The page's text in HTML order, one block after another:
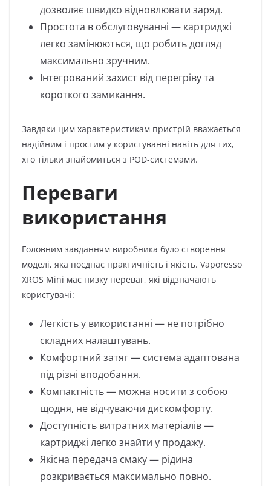
дозволяє швидко відновлювати заряд.
Простота в обслуговуванні — картриджі
легко замінюються, що робить догляд
максимально зручним.
Інтегрований захист від перегріву та
короткого замикання.
Завдяки цим характеристикам пристрій вважається
надійним і простим у користуванні навіть для тих,
хто тільки знайомиться з POD-системами.
Переваги
використання
Головним завданням виробника було створення
моделі, яка поєднає практичність і якість. Vaporesso
XROS Mini має низку переваг, які відзначають
користувачі:
Легкість у використанні — не потрібно
складних налаштувань.
Комфортний затяг — система адаптована
під різні вподобання.
Компактність — можна носити з собою
щодня, не відчуваючи дискомфорту.
Доступність витратних матеріалів —
картриджі легко знайти у продажу.
Якісна передача смаку — рідина
розкривається максимально повно.